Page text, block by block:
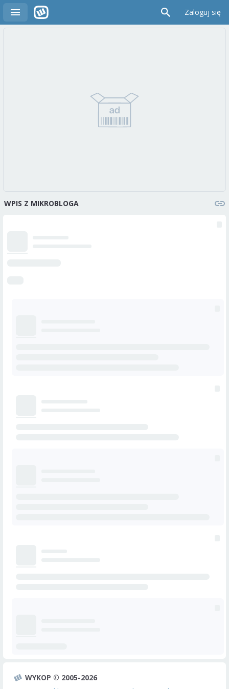
Zaloguj się
WPIS Z MIKROBLOGA
WYKOP © 2005-2026